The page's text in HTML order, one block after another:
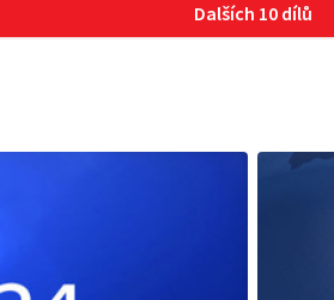
Dalších 10 dílů